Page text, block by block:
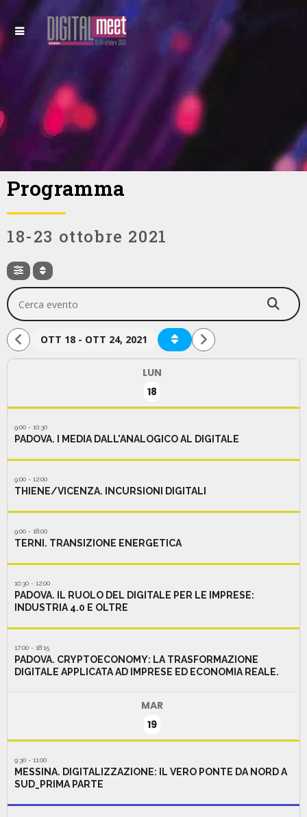
Programma
18-23 ottobre 2021
Cerca evento
OTT 18 - OTT 24, 2021
LUN
18
9:00 - 10:30
PADOVA. I MEDIA DALL'ANALOGICO AL DIGITALE
9:00 - 12:00
THIENE/VICENZA. INCURSIONI DIGITALI
9:00 - 18:00
TERNI. TRANSIZIONE ENERGETICA
10:30 - 12:00
PADOVA. IL RUOLO DEL DIGITALE PER LE IMPRESE:
INDUSTRIA 4.0 E OLTRE
17:00 - 18:15
PADOVA. CRYPTOECONOMY: LA TRASFORMAZIONE
DIGITALE APPLICATA AD IMPRESE ED ECONOMIA REALE.
MAR
19
9:30 - 11:00
MESSINA. DIGITALIZZAZIONE: IL VERO PONTE DA NORD A
SUD_PRIMA PARTE